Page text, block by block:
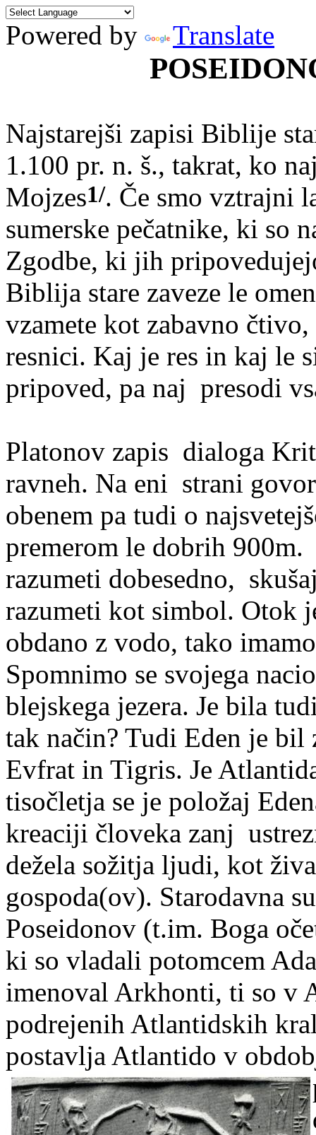
Powered by Translate
Najstarejši zapisi Biblije
1.100 pr. n. š., takrat, ko
Mojzes1/. Če smo vztrajni
sumerske pečatnike, ki so
Zgodbe, ki jih
Biblija stare zaveze le
vzamete kot zabavno
resnici. Kaj je res in kaj le
pripoved, pa naj presodi
Platonov zapis dialoga
ravneh. Na eni strani
obenem pa tudi o
premerom le dobrih
razumeti dobesedno,
razumeti kot simbol. Otok
obdano z vodo, tako
Spomnimo se svojega
blejskega jezera. Je bila
tak način? Tudi Eden je bil
Evfrat in Tigris. Je
tisočletja se je položaj
kreaciji človeka zanj
dežela sožitja ljudi, kot
gospoda(ov). Starodavna
Poseidonov (t.im. Boga
ki so vladali potomcem
imenoval Arkhonti, ti so v
podrejenih Atlantidskih
postavlja Atlantido v